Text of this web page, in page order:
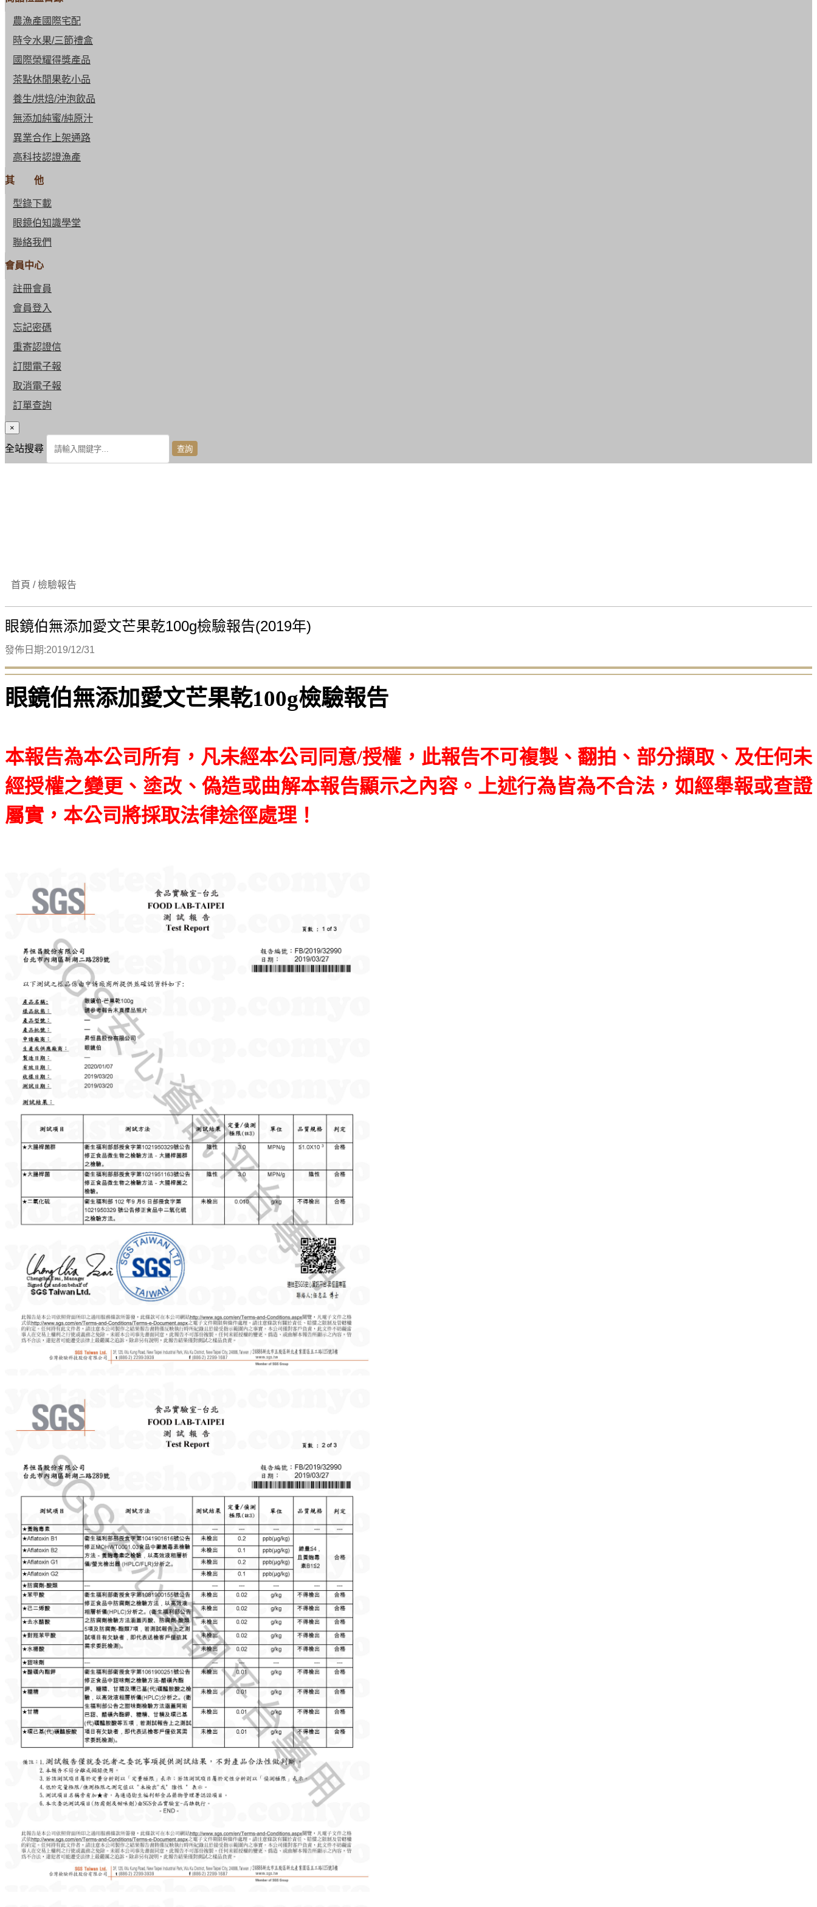
農漁產國際宅配
時令水果/三節禮盒
國際榮耀得獎產品
茶點休閒果乾小品
養生/烘焙/沖泡飲品
無添加純蜜/純原汁
異業合作上架通路
高科技認證漁產
其 他
型錄下載
眼鏡伯知識學堂
聯絡我們
會員中心
註冊會員
會員登入
忘記密碼
重寄認證信
訂閱電子報
取消電子報
訂單查詢
×
全站搜尋
首頁 / 檢驗報告
眼鏡伯無添加愛文芒果乾100g檢驗報告(2019年)
發佈日期:2019/12/31
眼鏡伯無添加愛文芒果乾100g檢驗報告
本報告為本公司所有，凡未經本公司同意/授權，此報告不可複製、翻拍、部分擷取、 及任何未
經授權之變更、塗改、偽造或曲解本報告顯示之內容。 上述行為皆為不合法，如經舉報或查證
屬實，本公司將採取法律途徑處理！